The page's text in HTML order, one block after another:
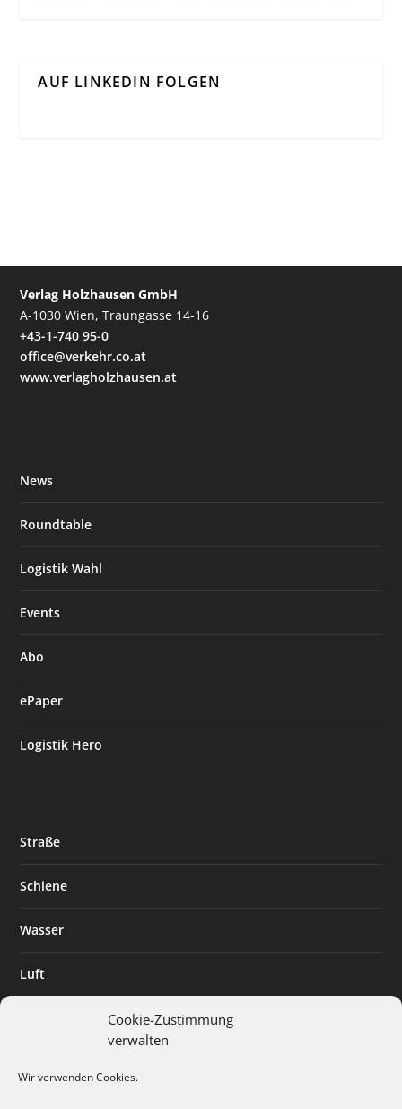
Cookie-Zustimmung
verwalten
Wir verwenden Cookies.
AUF LINKEDIN FOLGEN
Verlag Holzhausen GmbH
A-1030 Wien, Traungasse 14-16
+43-1-740 95-0
office@verkehr.co.at
www.verlagholzhausen.at
News
Roundtable
Logistik Wahl
Events
Abo
ePaper
Logistik Hero
Straße
Schiene
Wasser
Luft